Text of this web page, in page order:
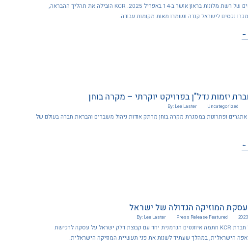
הסדר הנושים של רשת מלונות בראון אושר ב-14 באפריל 2025. KCR הובילה את תהליך ההבראה,
נכסים לישראל קנדה ונשמרו מאות מקומות עבודה.
←
יזמות נדל"ן בפרויקט יוקרתי – מקרה בוחן
Uncategorized
By: Lee Laster
אתגרים ופתרונות במסגרת מקרה בוחן מרתק אודות ניהול משברים והבראת חברה בעולם של
←
המוזיקה הגדולה של ישראל
Press Release Featured
By: Lee Laster
בסיועה של חברת KCR חתמה איוונטים הגרמנית יחד עם קבוצת דלק ישראל על עסקה לרכישת
הישראלית, במהלך שעתיד לשנות את פני תעשיית המוזיקה הישראלית.